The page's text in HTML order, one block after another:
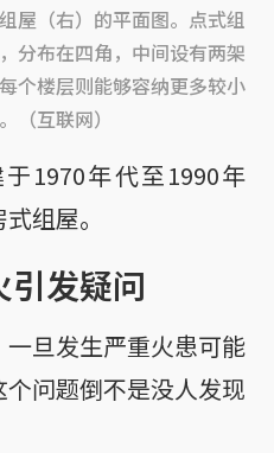
屋（右）的平面图。点式组
分布在四角，中间设有两架
个楼层则能够容纳更多较小
（互联网）
1970年代至1990年
组屋。
发疑问
旦发生严重火患可能
问题倒不是没人发现